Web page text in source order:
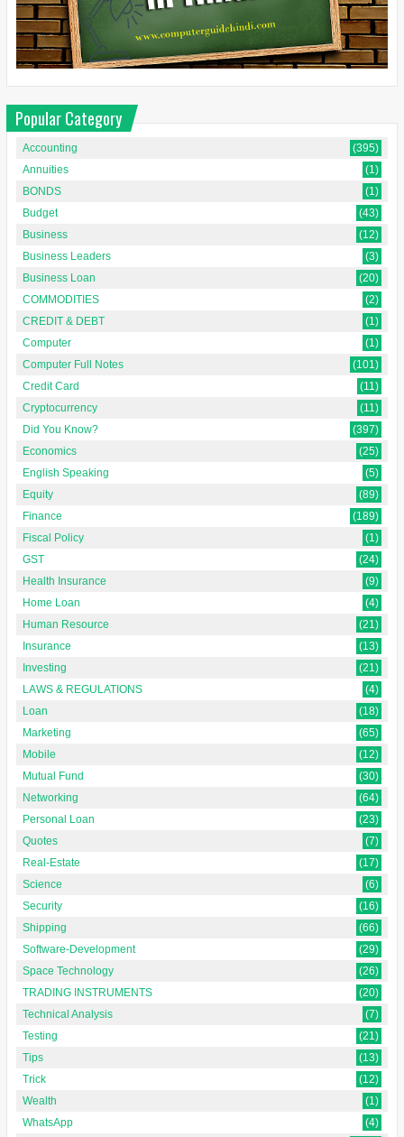
Popular Category
Accounting
(395)
Annuities
(1)
BONDS
(1)
Budget
(43)
Business
(12)
Business Leaders
(3)
Business Loan
(20)
COMMODITIES
(2)
CREDIT & DEBT
(1)
Computer
(1)
Computer Full Notes
(101)
Credit Card
(11)
Cryptocurrency
(11)
Did You Know?
(397)
Economics
(25)
English Speaking
(5)
Equity
(89)
Finance
(189)
Fiscal Policy
(1)
GST
(24)
Health Insurance
(9)
Home Loan
(4)
Human Resource
(21)
Insurance
(13)
Investing
(21)
LAWS & REGULATIONS
(4)
Loan
(18)
Marketing
(65)
Mobile
(12)
Mutual Fund
(30)
Networking
(64)
Personal Loan
(23)
Quotes
(7)
Real-Estate
(17)
Science
(6)
Security
(16)
Shipping
(66)
Software-Development
(29)
Space Technology
(26)
TRADING INSTRUMENTS
(20)
Technical Analysis
(7)
Testing
(21)
Tips
(13)
Trick
(12)
Wealth
(1)
WhatsApp
(4)